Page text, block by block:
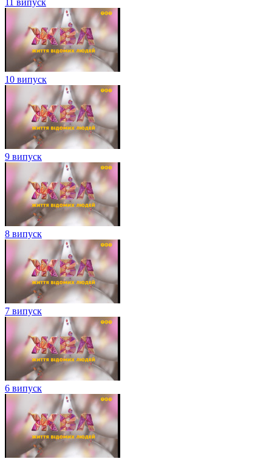
10 випуск
9 випуск
8 випуск
7 випуск
6 випуск